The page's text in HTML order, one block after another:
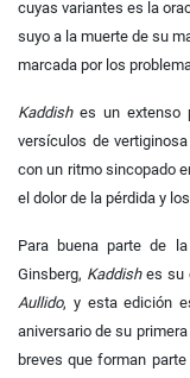
cuyas variantes es la
suyo a la muerte de su
marcada por los
Kaddishes un extenso
versículos de
con un ritmo sincopado
el dolor de la pérdida y
Para buena parte de
Ginsberg, Kaddishes su
Aullido, y esta edición
aniversario de su
breves que forman